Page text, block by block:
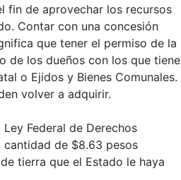
fin de aprovechar los recursos
Contar con una concesión
que tener el permiso de la
de los dueños con los que tiene
o Ejidos y Bienes Comunales.
volver a adquirir.
Federal de Derechos
cantidad de $8.63 pesos
tierra que el Estado le haya